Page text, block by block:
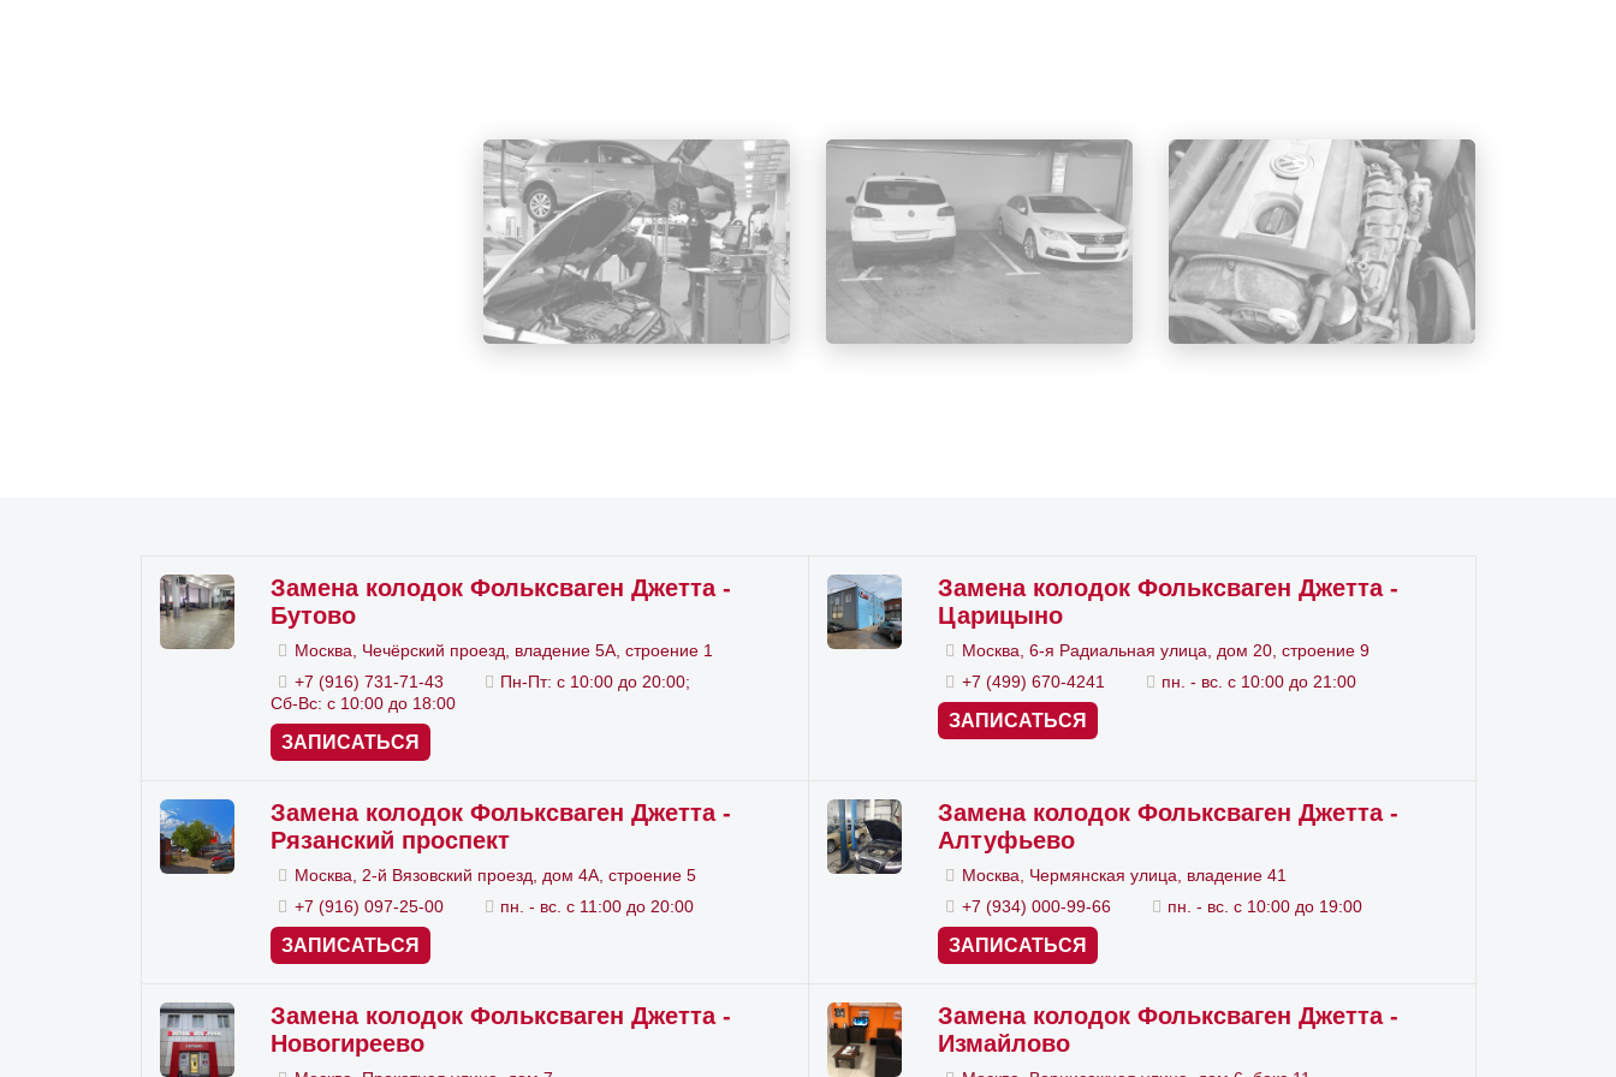
На автомобиль Фольксваген Джетта производитель рекомендует ставить колодки,
изготовленные концерном VAG. Они качественные, надежные, а главное – отвечают всем
требованиям производителя. Подбирать колодки следует по номенклатурному номеру, у разных
поколений, модификаций, рестайлинговых версий одной модели меняется размер, форма и
даже расположение крепежных отверстий детали.
Работа состоит из следующих действий:
Отодвигается суппорт.
При помощи специнструмента поршень утапливается в цилиндр суппорта.
Вынимаются направляющие пальцы с пыльника.
Очищаются и смазываются направляющие.
Прокачиваются тормоза.
Работа довольно кропотливая, требует внимательности опыта и наличие профессионального
Запись на замену тормозных колодок
Замена колодок Фольксваген Джетта -
Бутово
Москва, Чечёрский проезд, владение 5А, строение 1
+7 (916) 731-71-43
Пн-Пт: с 10:00 до 20:00;
Сб-Вс: с 10:00 до 18:00
ЗАПИСАТЬСЯ
Замена колодок Фольксваген Джетта -
Царицыно
Москва, 6-я Радиальная улица, дом 20, строение 9
+7 (499) 670-4241
пн. - вс. с 10:00 до 21:00
ЗАПИСАТЬСЯ
Замена колодок Фольксваген Джетта -
Рязанский проспект
Москва, 2-й Вязовский проезд, дом 4А, строение 5
+7 (916) 097-25-00
пн. - вс. с 11:00 до 20:00
ЗАПИСАТЬСЯ
Замена колодок Фольксваген Джетта -
Алтуфьево
Москва, Чермянская улица, владение 41
+7 (934) 000-99-66
пн. - вс. с 10:00 до 19:00
ЗАПИСАТЬСЯ
Замена колодок Фольксваген Джетта -
Новогиреево
Замена колодок Фольксваген Джетта -
Измайлово